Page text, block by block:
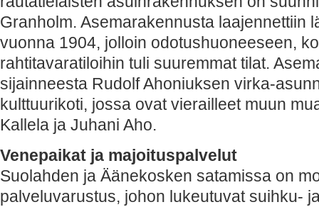
Granholm. Asemarakennusta laajennettiin
vuonna 1904, jolloin odotushuoneeseen,
rahtitavaratiloihin tuli suuremmat tilat.
sijainneesta Rudolf Ahoniuksen virka-
kulttuurikoti, jossa ovat vierailleet muun
Kallela ja Juhani Aho.
Venepaikat ja majoituspalvelut
Suolahden ja Äänekosken satamissa on
palveluvarustus, johon lukeutuvat suihku-